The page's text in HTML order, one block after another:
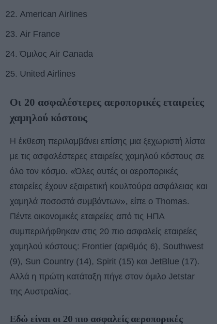
American Airlines
Air France
Όμιλος Air Canada
United Airlines
Οι 20 ασφαλέστερες αεροπορικές εταιρείες
χαμηλού κόστους
Η έκθεση περιλαμβάνει επίσης μια ξεχωριστή λίστα
με τις ασφαλέστερες εταιρείες χαμηλού κόστους σε
όλο τον κόσμο. «Όλες αυτές οι αεροπορικές
εταιρείες έχουν εξαιρετική κουλτούρα ασφάλειας και
χαμηλά ποσοστά συμβάντων», είπε ο Thomas.
Πέντε οικονομικές εταιρείες από τις ΗΠΑ
συμπεριλήφθηκαν στις 20 πιο ασφαλείς εταιρείες
χαμηλού κόστους: Frontier (αριθμός 6), Southwest
(9), Sun Country (14), Spirit (15) και JetBlue (17).
Αλλά η πρώτη κατάταξη πήγε στον όμιλο Jetstar
της Αυστραλίας.
Εδώ είναι οι 20 πιο ασφαλείς αεροπορικές